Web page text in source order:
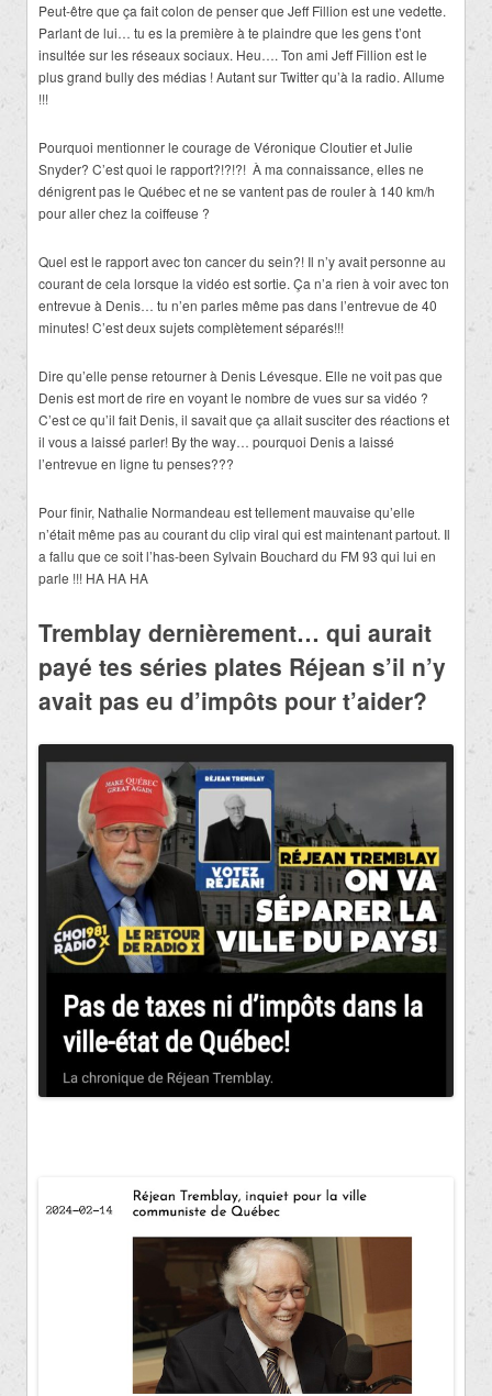
Peut-être que ça fait colon de penser que Jeff Fillion est une vedette.
Parlant de lui… tu es la première à te plaindre que les gens t’ont
insultée sur les réseaux sociaux. Heu…. Ton ami Jeff Fillion est le
plus grand bully des médias ! Autant sur Twitter qu’à la radio. Allume
!!!
Pourquoi mentionner le courage de Véronique Cloutier et Julie
Snyder? C’est quoi le rapport?!?!?! À ma connaissance, elles ne
dénigrent pas le Québec et ne se vantent pas de rouler à 140 km/h
pour aller chez la coiffeuse ?
Quel est le rapport avec ton cancer du sein?! Il n’y avait personne au
courant de cela lorsque la vidéo est sortie. Ça n’a rien à voir avec ton
entrevue à Denis… tu n’en parles même pas dans l’entrevue de 40
minutes! C’est deux sujets complètement séparés!!!
Dire qu’elle pense retourner à Denis Lévesque. Elle ne voit pas que
Denis est mort de rire en voyant le nombre de vues sur sa vidéo ?
C’est ce qu’il fait Denis, il savait que ça allait susciter des réactions et
il vous a laissé parler! By the way… pourquoi Denis a laissé
l’entrevue en ligne tu penses???
Pour finir, Nathalie Normandeau est tellement mauvaise qu’elle
n’était même pas au courant du clip viral qui est maintenant partout. Il
a fallu que ce soit l’has-been Sylvain Bouchard du FM 93 qui lui en
parle !!! HA HA HA
Tremblay dernièrement… qui aurait
payé tes séries plates Réjean s’il n’y
avait pas eu d’impôts pour t’aider?